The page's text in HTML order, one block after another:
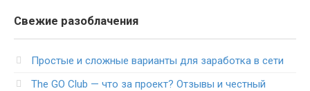
Свежие разоблачения
Простые и сложные варианты для заработка в сети
The GO Club — что за проект? Отзывы и честный